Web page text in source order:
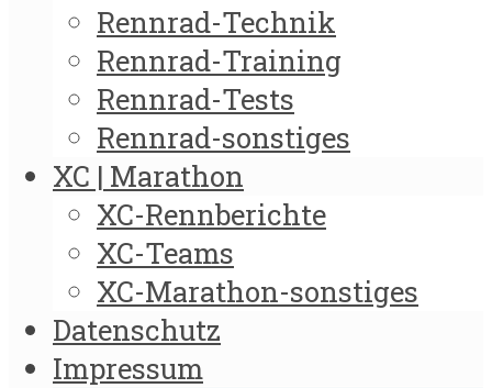
Rennrad-Technik
Rennrad-Training
Rennrad-Tests
Rennrad-sonstiges
XC | Marathon
XC-Rennberichte
XC-Teams
XC-Marathon-sonstiges
Datenschutz
Impressum